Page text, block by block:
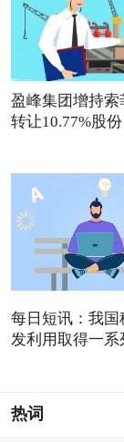
盈峰集团增持索
转让10.77%股
每日短讯：我国
发利用取得一系
热词